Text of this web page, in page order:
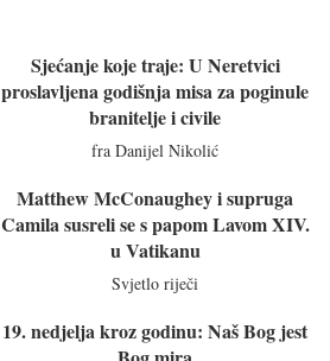
Sjećanje koje traje: U Neretvici
proslavljena godišnja misa za poginule
branitelje i civile
fra Danijel Nikolić
Matthew McConaughey i supruga
Camila susreli se s papom Lavom XIV.
u Vatikanu
Svjetlo riječi
19. nedjelja kroz godinu: Naš Bog jest